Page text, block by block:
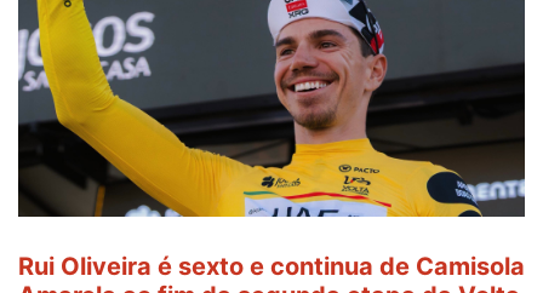
ser
do
gaiense
Rui
Oliveira
após
quinto
lugar
Beja
Rui Oliveira é sexto e continua de Camisola